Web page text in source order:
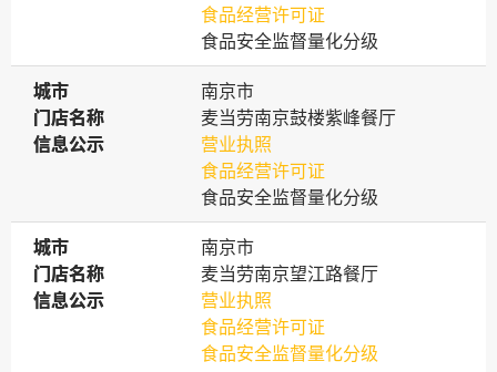
食品经营许可证
食品安全监督量化分级
城市
城市
南京市
门店名称
门店名称
麦当劳南京鼓楼紫峰餐厅
信息公示
信息公示
营业执照
食品经营许可证
食品安全监督量化分级
城市
城市
南京市
门店名称
门店名称
麦当劳南京望江路餐厅
信息公示
信息公示
营业执照
食品经营许可证
食品安全监督量化分级